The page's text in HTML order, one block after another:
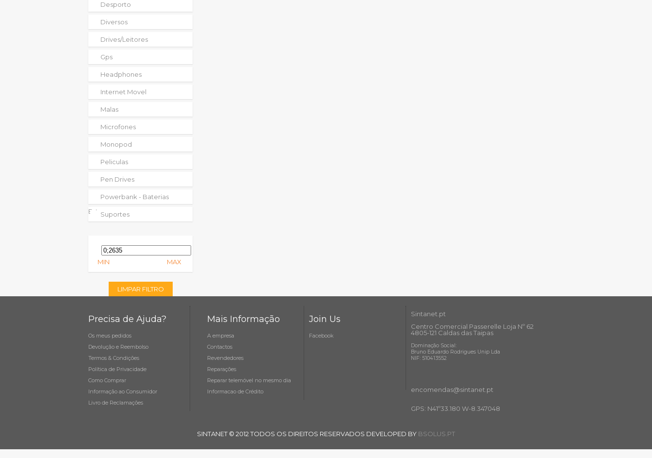
Desporto
Diversos
Drives/leitores
Gps
Headphones
Internet Movel
Malas
Microfones
Monopod
Peliculas
Pen Drives
Powerbank - Baterias
ExternasSuportes
MIN MAX
LIMPAR FILTRO
Precisa de Ajuda?
Os meus pedidos
Devolução e Reembolso
Termos & Condições
Política de Privacidade
Como Comprar
Informação ao Consumidor
Livro de Reclamações
Mais Informação
A empresa
Contactos
Revendedores
Reparações
Reparar telemóvel no mesmo dia
Informacao de Crédito
Join Us
Facebook
Sintanet.pt
Centro Comercial Passerelle Loja Nº 62
4805-121 Caldas das Taipas
Dominação Social:
Bruno Eduardo Rodrigues Unip Lda
NIF: 510413552
encomendas@sintanet .pt
GPS: N41º33.180 W-8.347048
SINTANET © 2012 TODOS OS DIREITOS RESERVADOS DEVELOPED BY BSOLUS.PT